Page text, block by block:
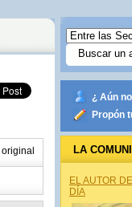
¿ Aún
Propón
LA
EL AUTOR
DÍA